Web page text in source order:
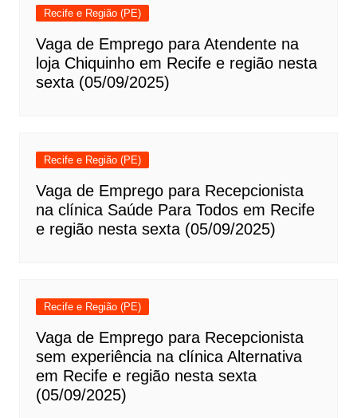
Recife e Região (PE)
Vaga de Emprego para Atendente na
loja Chiquinho em Recife e região nesta
sexta (05/09/2025)
Recife e Região (PE)
Vaga de Emprego para Recepcionista
na clínica Saúde Para Todos em Recife
e região nesta sexta (05/09/2025)
Recife e Região (PE)
Vaga de Emprego para Recepcionista
sem experiência na clínica Alternativa
em Recife e região nesta sexta
(05/09/2025)